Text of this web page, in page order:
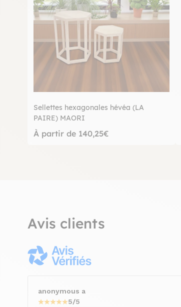
Sellettes hexagonales hévéa (LA
PAIRE) MAORI
À partir de 140,25€
Avis clients
anonymous a
5/5